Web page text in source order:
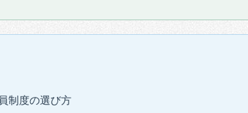
制度の選び方